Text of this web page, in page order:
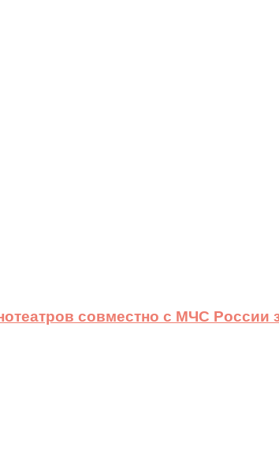
совместно с МЧС России